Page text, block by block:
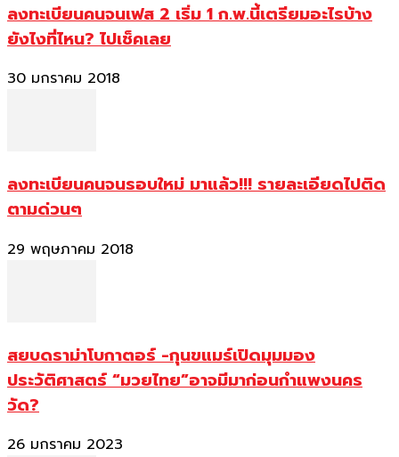
ลงทะเบียนคนจนเฟส 2 เริ่ม 1 ก.พ.นี้เตรียมอะไรบ้าง
ยังไงที่ไหน? ไปเช็คเลย
30 มกราคม 2018
ลงทะเบียนคนจนรอบใหม่ มาแล้ว!!! รายละเอียดไปติด
ตามด่วนๆ
29 พฤษภาคม 2018
สยบดราม่าโบกาตอร์ -กุนขแมร์เปิดมุมมอง
ประวัติศาสตร์ “มวยไทย”อาจมีมาก่อนกำแพงนคร
วัด?
26 มกราคม 2023